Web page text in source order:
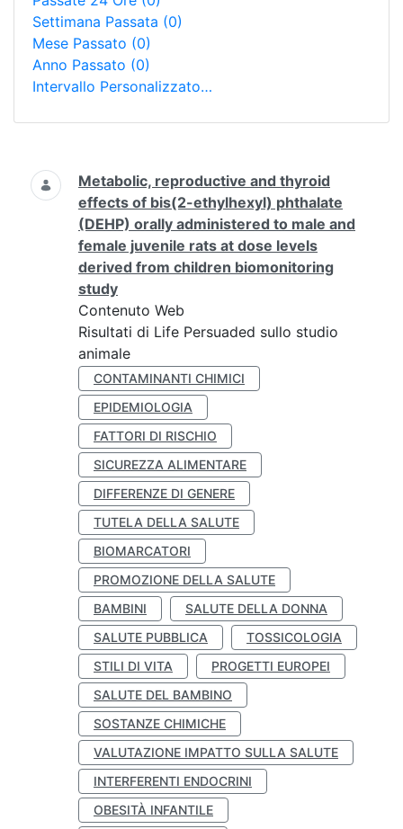
Settimana Passata (0)
Mese Passato (0)
Anno Passato (0)
Intervallo Personalizzato…
Ricerca
Metabolic, reproductive and thyroid
effects of bis(2-ethylhexyl) phthalate
(DEHP) orally administered to male and
female juvenile rats at dose levels
derived from children biomonitoring
study
Contenuto Web
Risultati di Life Persuaded sullo studio
animale
CONTAMINANTI CHIMICI
EPIDEMIOLOGIA
FATTORI DI RISCHIO
SICUREZZA ALIMENTARE
DIFFERENZE DI GENERE
TUTELA DELLA SALUTE
BIOMARCATORI
PROMOZIONE DELLA SALUTE
BAMBINI
SALUTE DELLA DONNA
SALUTE PUBBLICA
TOSSICOLOGIA
STILI DI VITA
PROGETTI EUROPEI
SALUTE DEL BAMBINO
SOSTANZE CHIMICHE
VALUTAZIONE IMPATTO SULLA SALUTE
INTERFERENTI ENDOCRINI
OBESITÀ INFANTILE